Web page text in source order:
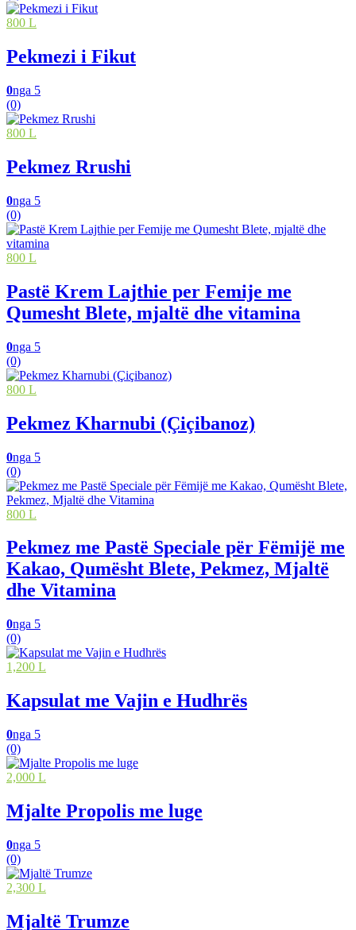
800 L
Pekmezi i Fikut
0nga 5
(0)
800 L
Pekmez Rrushi
0nga 5
(0)
800 L
Pastë Krem Lajthie per Femije me
Qumesht Blete, mjaltë dhe vitamina
0nga 5
(0)
800 L
Pekmez Kharnubi (Çiçibanoz)
0nga 5
(0)
800 L
Pekmez me Pastë Speciale për Fëmijë me
Kakao, Qumësht Blete, Pekmez, Mjaltë
dhe Vitamina
0nga 5
(0)
1,200 L
Kapsulat me Vajin e Hudhrës
0nga 5
(0)
2,000 L
Mjalte Propolis me luge
0nga 5
(0)
2,300 L
Mjaltë Trumze